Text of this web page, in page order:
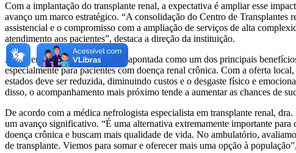
Com a implantação do transplante renal, a expectativa é ampliar esse
avanço um marco estratégico. “A consolidação do Centro de Transplantes
assistencial e o compromisso com a ampliação de serviços de alta
atendimento aos pacientes”, destaca a direção da instituição.
A descentralização do serviço é apontada como um dos principais
especialmente para pacientes com doença renal crônica. Com a oferta
estados deve ser reduzida, diminuindo custos e o desgaste físico e
disso, o acompanhamento mais próximo tende a aumentar as chances de
De acordo com a médica nefrologista especialista em transplante renal,
um avanço significativo. “É uma alternativa extremamente importante
doença crônica e buscam mais qualidade de vida. No ambulatório,
de transplante. Viemos para somar e oferecer mais uma opção à